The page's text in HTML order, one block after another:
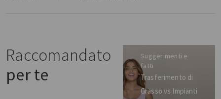
Raccomandato
per te
Suggerimenti e
fatti
Trasferimento di
Grasso vs Impianti